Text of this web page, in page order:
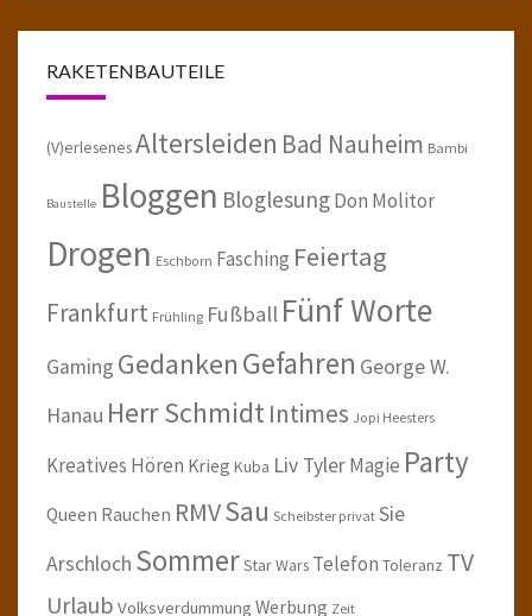
RAKETENBAUTEILE
(V)erlesenesAltersleiden Bad Nauheim Bambi
Baustelle Bloggen BloglesungDon Molitor
Drogen Eschborn Fasching Feiertag
Frankfurt Frühling Fußball Fünf Worte
Gaming GedankenGefahren George W.
Hanau Herr SchmidtIntimes Jopi Heesters
Kreatives Hören Krieg Kuba Liv TylerMagie Party
Queen Rauchen RMVSau Scheibster privat Sie
Arschloch SommerStar Wars Telefon Toleranz TV
Urlaub Volksverdummung Werbung Zeit